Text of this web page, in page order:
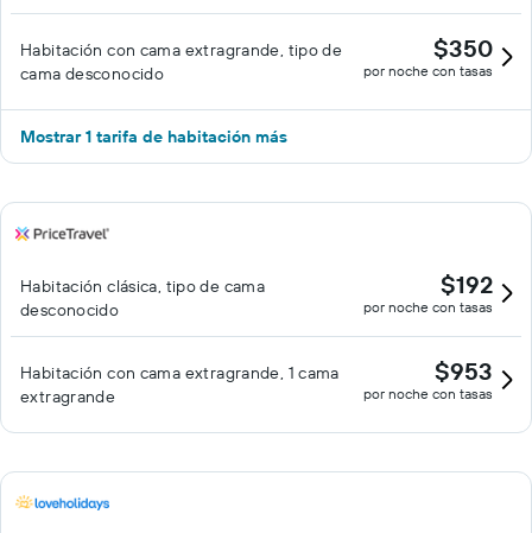
Habitación con cama extragrande, tipo de
cama desconocido
$350
por noche con tasas
Mostrar 1 tarifa de habitación más
Habitación clásica, tipo de cama
desconocido
$192
por noche con tasas
Habitación con cama extragrande, 1 cama
extragrande
$953
por noche con tasas